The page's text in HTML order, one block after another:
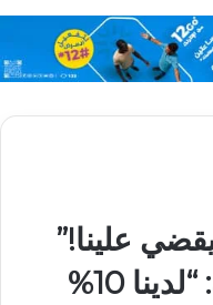
علينا!”
تحذير ناري من عرّابه: “لدينا 10%